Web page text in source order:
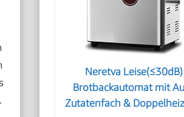
Neretva Leise(≤30dB)
Brotbackautomat mit
Zutatenfach &